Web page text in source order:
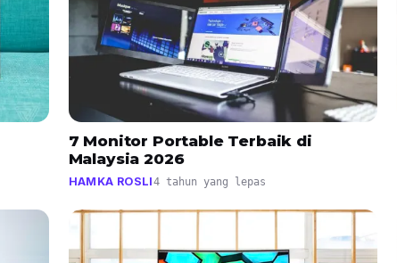
7 Monitor Portable Terbaik di
Malaysia 2026
HAMKA ROSLI4 tahun yang lepas